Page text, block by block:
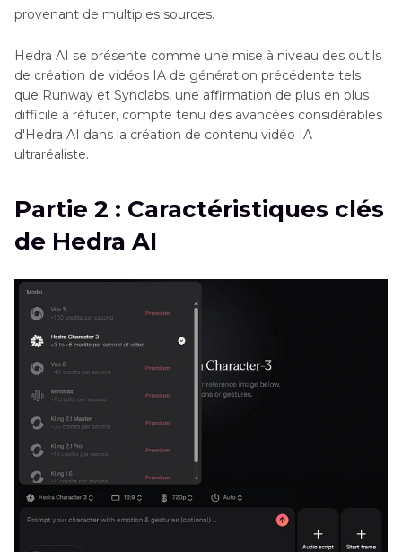
provenant de multiples sources.
Hedra AI se présente comme une mise à niveau des outils
de création de vidéos IA de génération précédente tels
que Runway et Synclabs, une affirmation de plus en plus
difficile à réfuter, compte tenu des avancées considérables
d'Hedra AI dans la création de contenu vidéo IA
ultraréaliste.
Partie 2 : Caractéristiques clés
de Hedra AI